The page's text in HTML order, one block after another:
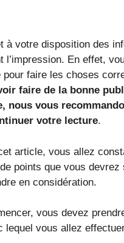
à votre disposition des
l’impression. En effet,
pour faire les choses
faire de la bonne
nous vous
votre lecture.
article, vous allez
points que vous devrez
en considération.
vous devez
lequel vous allez